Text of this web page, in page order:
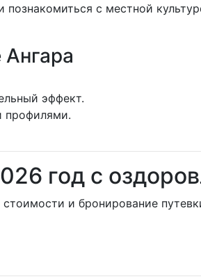
с местной
эффект.
профилями.
год с
и бронирование